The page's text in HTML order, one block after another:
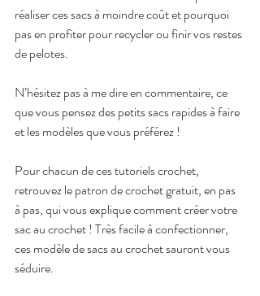
réaliser ces sacs à moindre coût et pourquoi
pas en profiter pour recycler ou finir vos restes
de pelotes.
N’hésitez pas à me dire en commentaire, ce
que vous pensez des petits sacs rapides à faire
et les modèles que vous préférez !
Pour chacun de ces tutoriels crochet,
retrouvez le patron de crochet gratuit, en pas
à pas, qui vous explique comment créer votre
sac au crochet ! Très facile à confectionner,
ces modèle de sacs au crochet sauront vous
séduire.